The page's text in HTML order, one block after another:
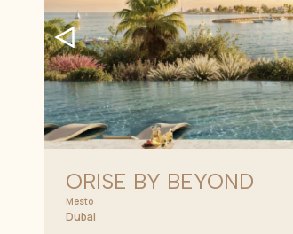
ORISE BY BEYOND
Mesto
Dubai